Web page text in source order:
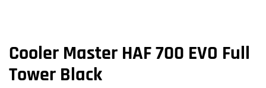
Cooler Master HAF 700 EVO Full
Tower Black